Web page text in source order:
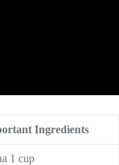
Ingredients
1 cup